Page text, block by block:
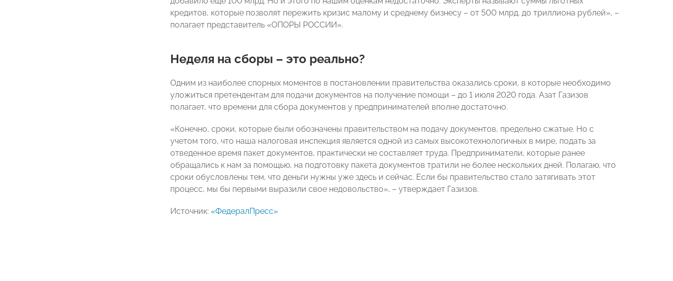
кредитов, которые позволят пережить кризис малому и среднему бизнесу – от 500 млрд. до триллиона рублей», –
полагает представитель «ОПОРЫ РОССИИ».
Неделя на сборы – это реально?
Одним из наиболее спорных моментов в постановлении правительства оказались сроки, в которые необходимо
уложиться претендентам для подачи документов на получение помощи – до 1 июля 2020 года. Азат Газизов
полагает, что времени для сбора документов у предпринимателей вполне достаточно.
«Конечно, сроки, которые были обозначены правительством на подачу документов, предельно сжатые. Но с
учетом того, что наша налоговая инспекция является одной из самых высокотехнологичных в мире, подать за
отведенное время пакет документов, практически не составляет труда. Предприниматели, которые ранее
обращались к нам за помощью, на подготовку пакета документов тратили не более нескольких дней. Полагаю, что
сроки обусловлены тем, что деньги нужны уже здесь и сейчас. Если бы правительство стало затягивать этот
процесс, мы бы первыми выразили свое недовольство», – утверждает Газизов.
Источник: «ФедералПресс»